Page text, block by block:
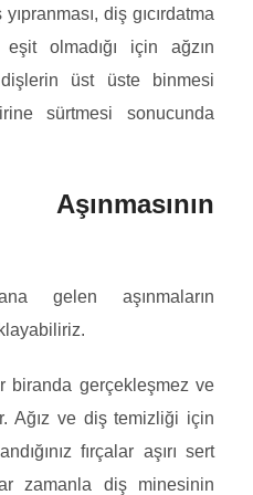
diş gıcırdatma
olmadığı için ağzın
dişlerin üst üste binmesi
sürtmesi sonucunda
gelen aşınmaların
biranda gerçekleşmez ve
Ağız ve diş temizliği için
fırçalar aşırı sert
zamanla diş minesinin